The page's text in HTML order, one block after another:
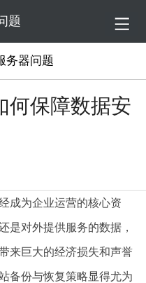
题
务器问题
何保障数据安
成为企业运营的核心资
是对外提供服务的数据，
来巨大的经济损失和声誉
备份与恢复策略显得尤为